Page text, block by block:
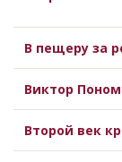
В пещеру за
Виктор
Второй век